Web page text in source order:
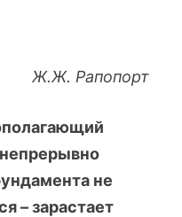
Ж.Ж. Рапопорт
не
– зарастает